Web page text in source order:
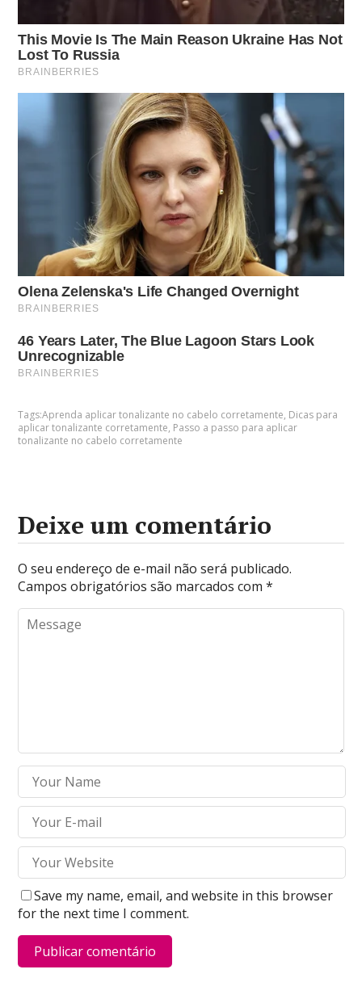
Tags:Aprenda aplicar tonalizante no cabelo corretamente, Dicas para
aplicar tonalizante corretamente, Passo a passo para aplicar
tonalizante no cabelo corretamente
Deixe um comentário
O seu endereço de e-mail não será publicado.
Campos obrigatórios são marcados com*
Save my name, email, and website in this browser
for the next time I comment.